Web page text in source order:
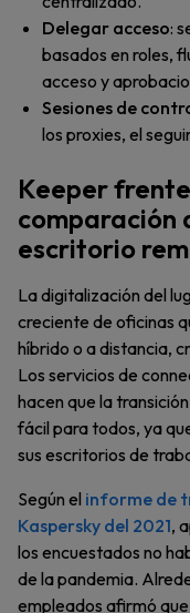
Delegar acceso:
basados en roles,
acceso y
Sesiones de
los proxies, el
Keeper
comparación
escritorio
La digitalización del
creciente de oficinas
híbrido o a distancia,
Los servicios de
hacen que la
fácil para todos, ya
sus escritorios de
Según el informe de
Kaspersky del 2021,
los encuestados no
de la pandemia.
empleados afirmó